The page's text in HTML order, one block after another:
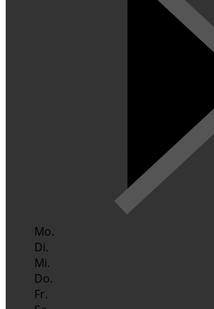
Mo.
Di.
Mi.
Do.
Fr.